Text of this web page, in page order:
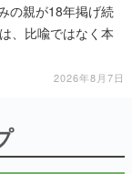
の親が18年掲げ続
、比喩ではなく本
2026年8月7日